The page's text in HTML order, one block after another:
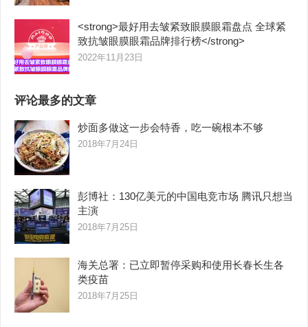
<strong>最好用去皱紧致眼膜眼霜盘点 全球紧
致抗皱眼膜眼霜品牌排行榜</strong>
2022年11月23日
评论最多的文章
炒面多做这一步会特香，吃一碗根本不够
2018年7月24日
彭博社：130亿美元的中国电竞市场 腾讯只想当
主演
2018年7月25日
海关总署：已立即暂停采购和使用长春长生各
类疫苗
2018年7月25日